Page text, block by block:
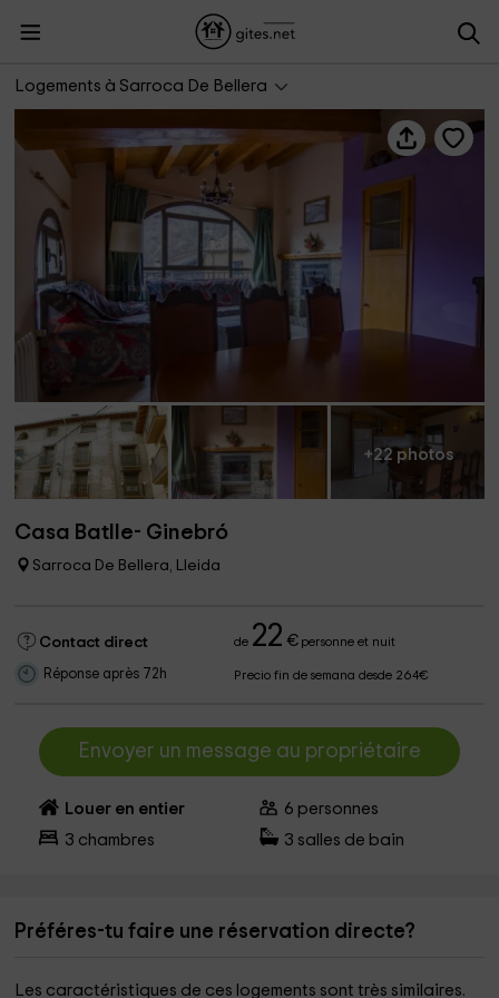
Logements à Sarroca De Bellera
+22 photos
Casa Batlle- Ginebró
Sarroca De Bellera, Lleida
Contact direct de 22 €personne et nuit
Réponse après 72h Precio fin de semana desde 264€
Envoyer un message au propriétaire
Louer en entier 6 personnes
3 chambres 3 salles de bain
Préféres-tu faire une réservation directe?
Les caractéristiques de ces logements sont très similaires.